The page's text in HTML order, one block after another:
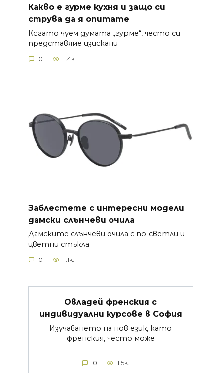
Какво е гурме кухня и защо си
струва да я опитате
Когато чуем думата „гурме“, често си
представяме изискани
0 1.4k.
Заблестете с интересни модели
дамски слънчеви очила
Дамските слънчеви очила с по-светли и
цветни стъкла
0 1.1k.
Овладей френския с
индивидуални курсове в София
Изучаването на нов език, като
френския, често може
0 1.5k.